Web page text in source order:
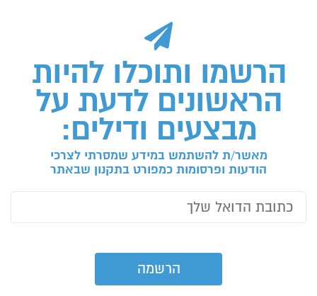
הרשמו ותוכלו להיות
הראשונים לדעת על
מבצעים ודילים:
מאשר/ת להשתמש במידע שמסרתי לצרכי
הודעות ופרסומות כמפורט בתקנון שבאתר